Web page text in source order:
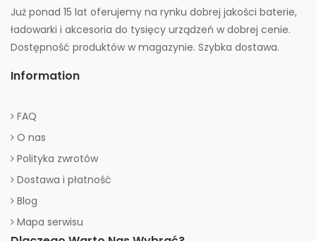
Już ponad 15 lat oferujemy na rynku dobrej jakości baterie,
ładowarki i akcesoria do tysięcy urządzeń w dobrej cenie.
Dostępność produktów w magazynie. Szybka dostawa.
Information
FAQ
O nas
Polityka zwrotów
Dostawa i płatność
Blog
Mapa serwisu